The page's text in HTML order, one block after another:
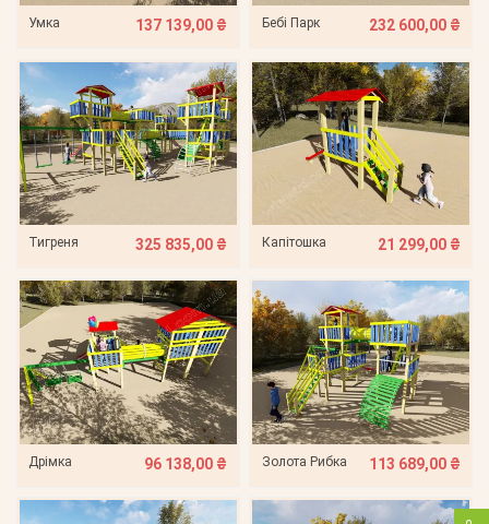
Умка 137 139,00 ₴ Бебі Парк 232 600,00 ₴
Тигреня 325 835,00 ₴ Капітошка 21 299,00 ₴
Дрімка 96 138,00 ₴ Золота Рибка 113 689,00 ₴